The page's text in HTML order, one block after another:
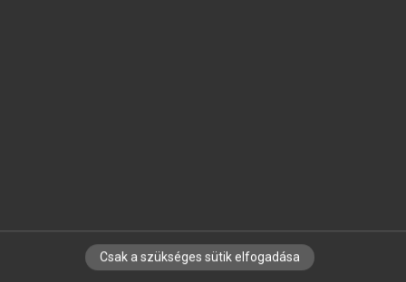
IRATKOZZ FEL HÍRLEVELÜNKRE!
Csak a szükséges sütik elfogadása